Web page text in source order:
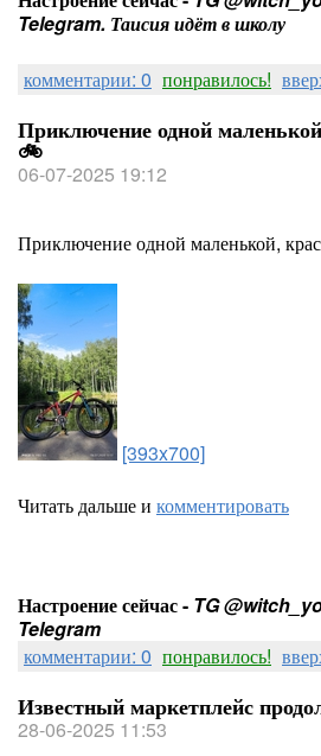
Telegram. Таисия идёт в школу
комментарии: 0 понравилось!
Приключение одной
🚲
06-07-2025 19:12
Приключение одной маленькой,
[393x700]
Читать дальше и комментировать
Настроение сейчас - TG
Telegram
комментарии: 0 понравилось!
Известный маркетплейс
28-06-2025 11:53